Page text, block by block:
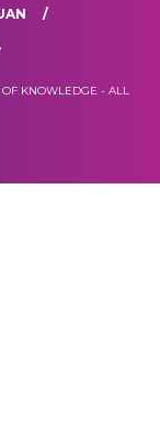
KNOWLEDGE - ALL